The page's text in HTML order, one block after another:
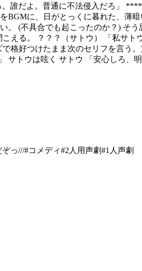
誰だよ。普通に不法侵入だろ」
BGMに、日がとっくに暮れた、薄
(不具合でも起こったのか？) そ
こえる。 ？？？（サトウ） 「私
格好つけたまま次のセリフを言
トウは呟く サトウ 「安心しろ、明
っ///#コメディ#2人用声劇#1人声劇